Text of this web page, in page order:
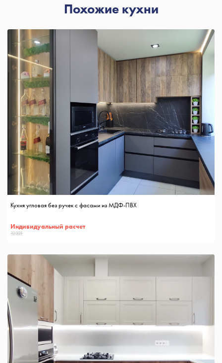
Похожие кухни
Кухня угловая без ручек с фасами из МДФ-ПВХ
Индивидуальный расчет
12321